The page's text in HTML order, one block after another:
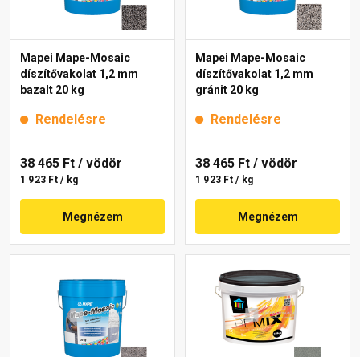
Mapei Mape-Mosaic
díszítővakolat 1,2 mm
bazalt 20 kg
Rendelésre
38 465 Ft / vödör
1 923 Ft / kg
Megnézem
Mapei Mape-Mosaic
díszítővakolat 1,2 mm
gránit 20 kg
Rendelésre
38 465 Ft / vödör
1 923 Ft / kg
Megnézem